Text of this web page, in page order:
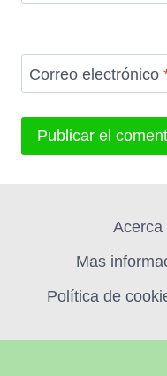
Correo electrónico
Mas
Política de